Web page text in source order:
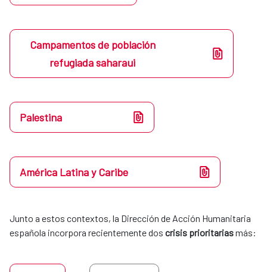
Campamentos de población
refugiada saharaui
Palestina
América Latina y Caribe
Junto a estos contextos, la Dirección de Acción Humanitaria
española incorpora recientemente dos crisis prioritarias más: